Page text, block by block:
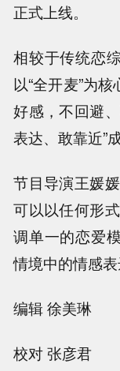
正式上线。
相较于传统恋
以“全开麦”为
好感，不回避
表达、敢靠近”
节目导演王媛
可以以任何形
调单一的恋爱
情境中的情感表
编辑 徐美琳
校对 张彦君